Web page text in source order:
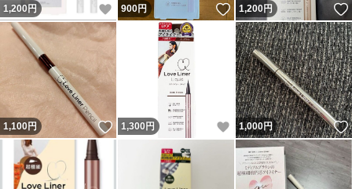
1,200円 いいね！
900円 いいね！
1,200円
1,100円 いいね！
1,300 円 いいね！
1,000円